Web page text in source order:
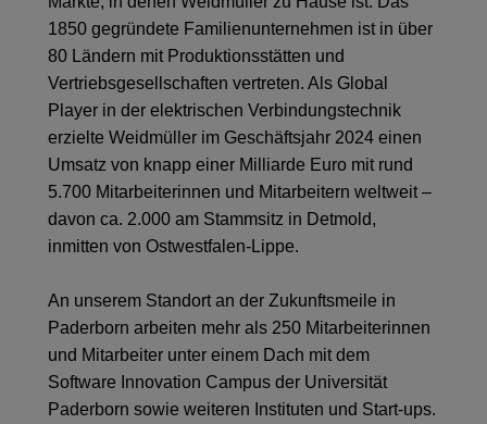
zuverlässig,
skalierbar
Energiespeicher
Lösungen
und
Produkte
für
Energiespeichersysteme
(ESS)
Energieübertragung
-
verteilung
Stabilität
Sicherheit
für
Industrial
5G
Single
Pair
Ethernet
Schaltschrank-
Feldebene
Feldverdrahtung
Smart
-
komponenten
Anschlussleitungen,
Patchkabel
und
Kabel
SPS
Systemverkabelung
Migrationslösungen
Serviceschnittstellen
Verteilerboxen
Planung
easyConnect
-
Ihre
Industrial
Service
Platform
Consulting
Digitales
Engineering
Weidmüller
unsere
Partner
Vertrieb
Großhandelssuche
News
Newsletter
Anmeldung
Nachhaltigkeit
Weidmüller
Academy
People
&
Culture
Compliance
Welt
Orange
Mag
|
Praktika
Abschlussarbeiten
Neuanfang
für
Studienabbrecher
Offene
für
Studierende
Für
1850 gegründete Familienunternehmen ist in über
80 Ländern mit Produktionsstätten und
Vertriebsgesellschaften vertreten. Als Global
Player in der elektrischen Verbindungstechnik
erzielte Weidmüller im Geschäftsjahr 2024 einen
Umsatz von knapp einer Milliarde Euro mit rund
5.700 Mitarbeiterinnen und Mitarbeitern weltweit –
davon ca. 2.000 am Stammsitz in Detmold,
inmitten von Ostwestfalen-Lippe.
An unserem Standort an der Zukunftsmeile in
Paderborn arbeiten mehr als 250 Mitarbeiterinnen
und Mitarbeiter unter einem Dach mit dem
Software Innovation Campus der Universität
Paderborn sowie weiteren Instituten und Start-ups.